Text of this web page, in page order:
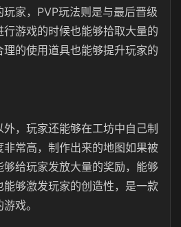
家，PVP玩法则是与最后晋级
游戏的时候也能够拾取大量的
的使用道具也能够提升玩家的
，玩家还能够在工坊中自己制
常高，制作出来的地图如果被
给玩家发放大量的奖励，能够
够激发玩家的创造性，是一款
戏。